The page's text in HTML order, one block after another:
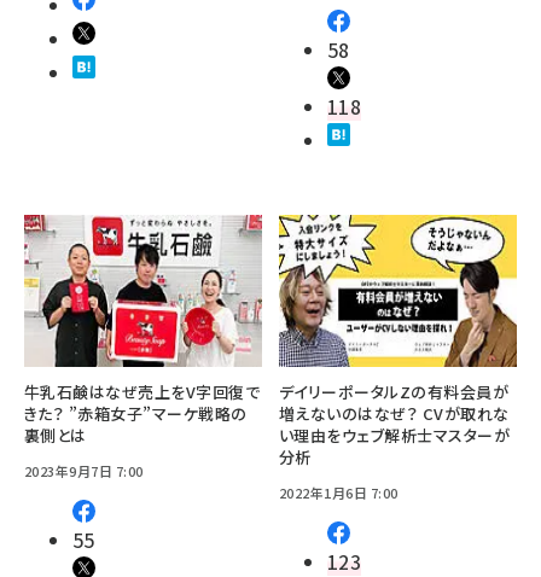
58
118
牛乳石鹸はなぜ売上をV字回復で
きた？ ”赤箱女子”マーケ戦略の
裏側とは
2023年9月7日 7:00
55
デイリーポータルZの有料会員が
増えないのはなぜ？ CVが取れな
い理由をウェブ解析士マスターが
分析
2022年1月6日 7:00
123